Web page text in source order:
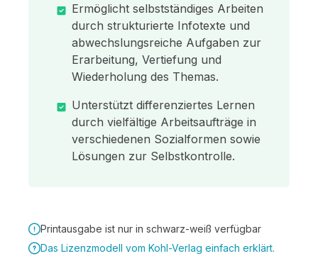
Ermöglicht selbstständiges Arbeiten
durch strukturierte Infotexte und
abwechslungsreiche Aufgaben zur
Erarbeitung, Vertiefung und
Wiederholung des Themas.
Unterstützt differenziertes Lernen
durch vielfältige Arbeitsaufträge in
verschiedenen Sozialformen sowie
Lösungen zur Selbstkontrolle.
Printausgabe ist nur in schwarz-weiß verfügbar
Das Lizenzmodell vom Kohl-Verlag einfach erklärt.